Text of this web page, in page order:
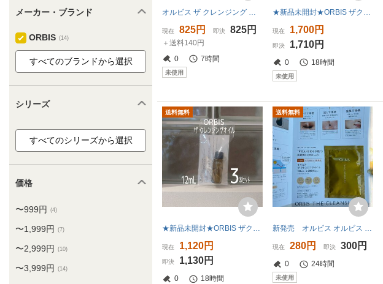
メーカー・ブランド
ORBIS (14)
シリーズ
価格
〜999円 (4)
〜1,999円 (7)
〜2,999円 (10)
〜3,999円 (14)
オルビス ザ クレンジング オイル 12ml サンプル ミニサイズ
現在 825円 即決 825円
＋送料140円
0
7時間
未使用
★新品未開封★ORBIS ザクレンジングオイル 12ml×5本セット★メイク落とし★オルビス★ザ クレンジングオイル★
現在 1,700円
即決 1,710円
0 18時間
未使用
送料無料
★新品未開封★ORBIS ザクレンジングオイル 12ml×3本セット★メイク落とし★オルビス★ザ クレンジングオイル★
現在 1,120円
即決 1,130円
0 18時間
送料無料
新発売 オルビス オルビス ザ クレンジングオイル サンプル 送料無料
現在 280円 即決 300円
0 24時間
未使用